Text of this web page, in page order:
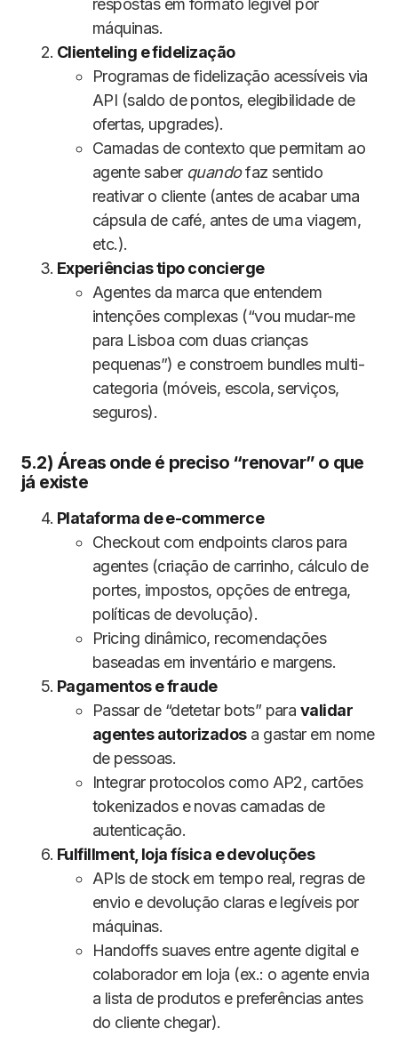
respostas em formato legível por
máquinas.
Clienteling e fidelização
Programas de fidelização acessíveis via
API (saldo de pontos, elegibilidade de
ofertas, upgrades).
Camadas de contexto que permitam ao
agente saber quandofaz sentido
reativar o cliente (antes de acabar uma
cápsula de café, antes de uma viagem,
etc.).
Experiências tipo concierge
Agentes da marca que entendem
intenções complexas (“vou mudar-me
para Lisboa com duas crianças
pequenas”) e constroem bundles multi-
categoria (móveis, escola, serviços,
seguros).
5.2) Áreas onde é preciso “renovar” o que
já existe
Plataforma de e-commerce
Checkout com endpoints claros para
agentes (criação de carrinho, cálculo de
portes, impostos, opções de entrega,
políticas de devolução).
Pricing dinâmico, recomendações
baseadas em inventário e margens.
Pagamentos e fraude
Passar de “detetar bots” para validar
agentes autorizadosa gastar em nome
de pessoas.
Integrar protocolos como AP2, cartões
tokenizados e novas camadas de
autenticação.
Fulfillment, loja física e devoluções
APIs de stock em tempo real, regras de
envio e devolução claras e legíveis por
máquinas.
Handoffs suaves entre agente digital e
colaborador em loja (ex.: o agente envia
a lista de produtos e preferências antes
do cliente chegar).